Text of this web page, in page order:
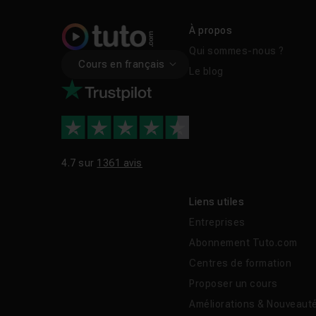
Cours en français
4.7 sur 1361 avis
À propos
Qui sommes-nous ?
Le blog
Liens utiles
Entreprises
Abonnement Tuto.com
Centres de formation
Proposer un cours
Améliorations &